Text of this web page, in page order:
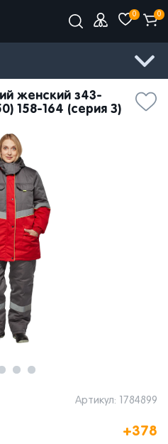
0 0
женский з43-
158-164 (серия З)
Артикул: 1784899
+378